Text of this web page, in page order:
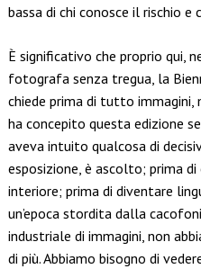
bassa di chi conosce il rischio e
È significativo che proprio qui,
fotografa senza tregua, la
chiede prima di tutto immagini,
ha concepito questa edizione
aveva intuito qualcosa di
esposizione, è ascolto; prima
interiore; prima di diventare
un’epoca stordita dalla
industriale di immagini, non
di più. Abbiamo bisogno di